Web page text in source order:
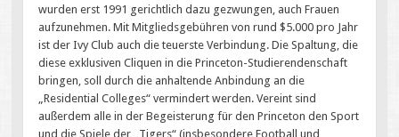
wurden erst 1991 gerichtlich dazu gezwungen, auch Frauen
aufzunehmen. Mit Mitgliedsgebühren von rund $5.000 pro Jahr
ist der Ivy Club auch die teuerste Verbindung. Die Spaltung, die
diese exklusiven Cliquen in die Princeton-Studierendenschaft
bringen, soll durch die anhaltende Anbindung an die
„Residential Colleges“ vermindert werden. Vereint sind
außerdem alle in der Begeisterung für den Princeton den Sport
und die Spiele der „Tigers“ (insbesondere Football und